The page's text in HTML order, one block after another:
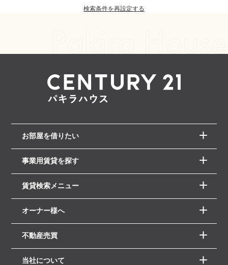
検索条件を再設定する
お部屋を借りたい
事業用賃貸を探す
賃貸検索メニュー
オーナー様へ
不動産売買
当社について